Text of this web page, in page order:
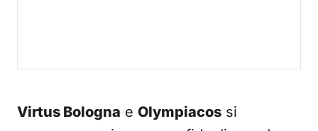
Virtus Bologna e Olympiacos si